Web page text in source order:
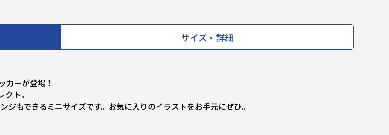
サイズ・詳細
カーが登場！
ト。
もできるミニサイズです。お気に入りのイラストをお手元にぜひ。